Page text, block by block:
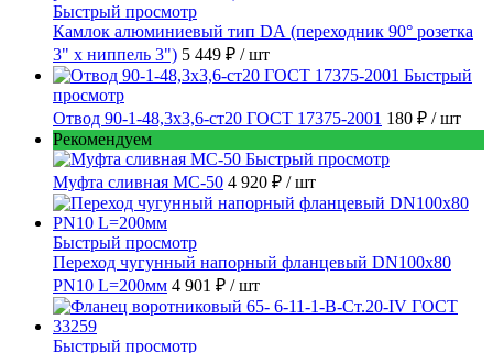
Быстрый просмотр
Камлок алюминиевый тип DА (переходник 90° розетка
3" х ниппель 3") 5 449 ₽ / шт
Быстрый
просмотр
Отвод 90-1-48,3х3,6-ст20 ГОСТ 17375-2001 180 ₽ / шт
Рекомендуем
Быстрый просмотр
Муфта сливная МС-50 4 920 ₽ / шт
Быстрый просмотр
Переход чугунный напорный фланцевый DN100х80
PN10 L=200мм 4 901 ₽ / шт
Быстрый просмотр